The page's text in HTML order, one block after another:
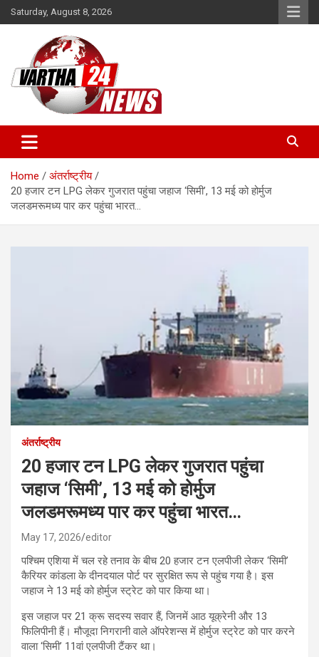
Skip
to
Saturday, August 8, 2026
Vartha 24
Home
अंतर्राष्ट्रीय
20 हजार टन LPG लेकर गुजरात पहुंचा जहाज ‘सिमी’, 13 मई को होर्मुज
जलडमरूमध्य पार कर पहुंचा भारत…
अंतर्राष्ट्रीय
20 हजार टन LPG लेकर गुजरात पहुंचा
जहाज ‘सिमी’, 13 मई को होर्मुज
जलडमरूमध्य पार कर पहुंचा भारत…
May 17, 2026 editor
पश्चिम एशिया में चल रहे तनाव के बीच 20 हजार टन एलपीजी लेकर ‘सिमी’
कैरियर कांडला के दीनदयाल पोर्ट पर सुरक्षित रूप से पहुंच गया है। इस
जहाज ने 13 मई को होर्मुज स्ट्रेट को पार किया था।
इस जहाज पर 21 क्रू सदस्य सवार हैं, जिनमें आठ यूक्रेनी और 13
फिलिपीनी हैं। मौजूदा निगरानी वाले ऑपरेशन्स में होर्मुज स्ट्रेट को पार करने
वाला ‘सिमी’ 11वां एलपीजी टैंकर था।